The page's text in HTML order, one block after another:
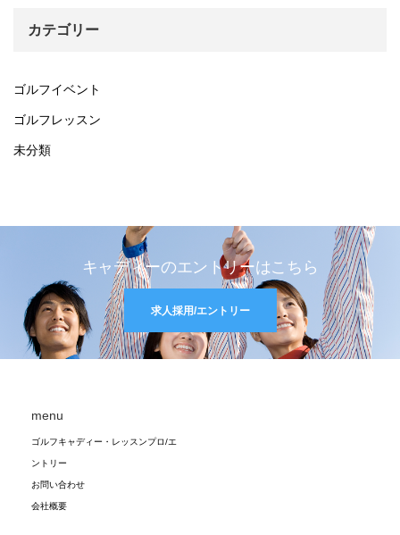
カテゴリー
ゴルフイベント
ゴルフレッスン
未分類
キャディーのエントリーはこちら
求人採用/エントリー
menu
ゴルフキャディー・レッスンプロ/エ
ントリー
お問い合わせ
会社概要